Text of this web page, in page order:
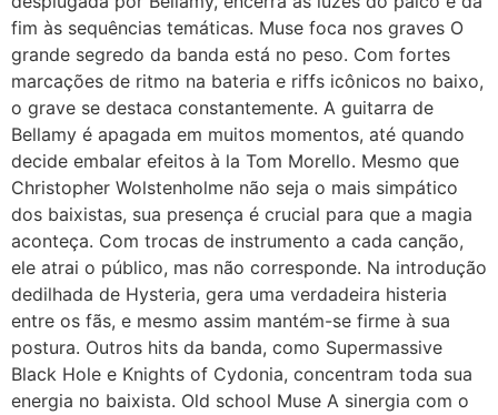
fim às sequências temáticas. Muse foca nos graves O
grande segredo da banda está no peso. Com fortes
marcações de ritmo na bateria e riffs icônicos no baixo,
o grave se destaca constantemente. A guitarra de
Bellamy é apagada em muitos momentos, até quando
decide embalar efeitos à la Tom Morello. Mesmo que
Christopher Wolstenholme não seja o mais simpático
dos baixistas, sua presença é crucial para que a magia
aconteça. Com trocas de instrumento a cada canção,
ele atrai o público, mas não corresponde. Na introdução
dedilhada de Hysteria, gera uma verdadeira histeria
entre os fãs, e mesmo assim mantém-se firme à sua
postura. Outros hits da banda, como Supermassive
Black Hole e Knights of Cydonia, concentram toda sua
energia no baixista. Old school Muse A sinergia com o